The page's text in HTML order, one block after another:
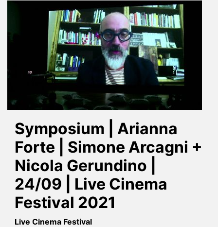
Symposium | Arianna
Forte | Simone Arcagni +
Nicola Gerundino |
24/09 | Live Cinema
Festival 2021
Live Cinema Festival